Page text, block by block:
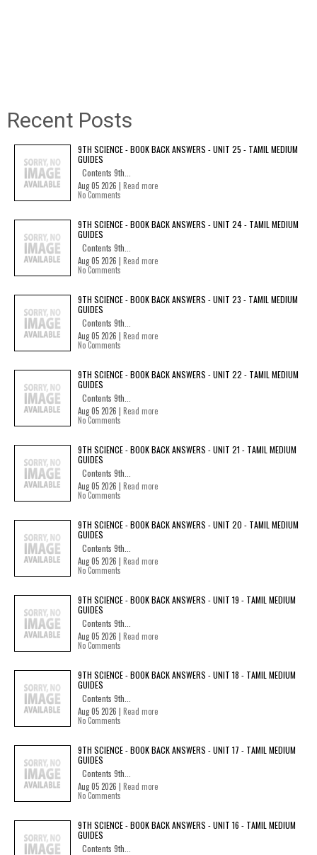
Recent Posts
9TH SCIENCE - BOOK BACK ANSWERS - UNIT 25 - TAMIL MEDIUM
GUIDES
Contents 9th...
Aug 05 2026 | Read more
No Comments
9TH SCIENCE - BOOK BACK ANSWERS - UNIT 24 - TAMIL MEDIUM
GUIDES
Contents 9th...
Aug 05 2026 | Read more
No Comments
9TH SCIENCE - BOOK BACK ANSWERS - UNIT 23 - TAMIL MEDIUM
GUIDES
Contents 9th...
Aug 05 2026 | Read more
No Comments
9TH SCIENCE - BOOK BACK ANSWERS - UNIT 22 - TAMIL MEDIUM
GUIDES
Contents 9th...
Aug 05 2026 | Read more
No Comments
9TH SCIENCE - BOOK BACK ANSWERS - UNIT 21 - TAMIL MEDIUM
GUIDES
Contents 9th...
Aug 05 2026 | Read more
No Comments
9TH SCIENCE - BOOK BACK ANSWERS - UNIT 20 - TAMIL MEDIUM
GUIDES
Contents 9th...
Aug 05 2026 | Read more
No Comments
9TH SCIENCE - BOOK BACK ANSWERS - UNIT 19 - TAMIL MEDIUM
GUIDES
Contents 9th...
Aug 05 2026 | Read more
No Comments
9TH SCIENCE - BOOK BACK ANSWERS - UNIT 18 - TAMIL MEDIUM
GUIDES
Contents 9th...
Aug 05 2026 | Read more
No Comments
9TH SCIENCE - BOOK BACK ANSWERS - UNIT 17 - TAMIL MEDIUM
GUIDES
Contents 9th...
Aug 05 2026 | Read more
No Comments
9TH SCIENCE - BOOK BACK ANSWERS - UNIT 16 - TAMIL MEDIUM
GUIDES
Contents 9th...